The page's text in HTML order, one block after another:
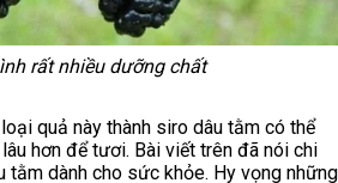
rất nhiều dưỡng chất
quả này thành siro dâu tằm có thể
hơn để tươi. Bài viết trên đã nói chi
tằm dành cho sức khỏe. Hy vọng những